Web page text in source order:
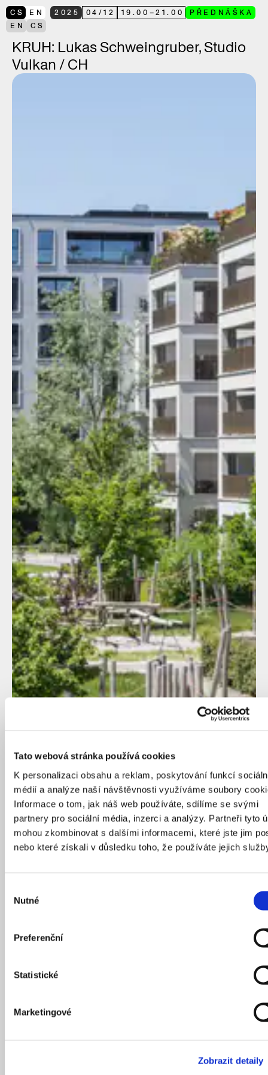
Tato webová stránka používá cookies
K personalizaci obsahu a reklam, poskytování funkcí
médií a analýze naší návštěvnosti využíváme soubory
Informace o tom, jak náš web používáte, sdílíme se svými
partnery pro sociální média, inzerci a analýzy. Partneři tyto
mohou zkombinovat s dalšími informacemi, které jste jim
nebo které získali v důsledku toho, že používáte jejich
souhlasu
Nutné
Preferenční
Statistické
Marketingové
Zobrazit detaily
CS EN 2025 04 /12 19.00 –21.00
PŘEDNÁŠKA
EN
CS
KRUH: Lukas Schweingruber, Studio
Vulkan / CH
Identita připravena na změnu
může volání po více stromech a parcích proměnit
se zaměří na prostředí, které hledá rovnováhu
přístup svého ateliéru Studio Vulkan, které se